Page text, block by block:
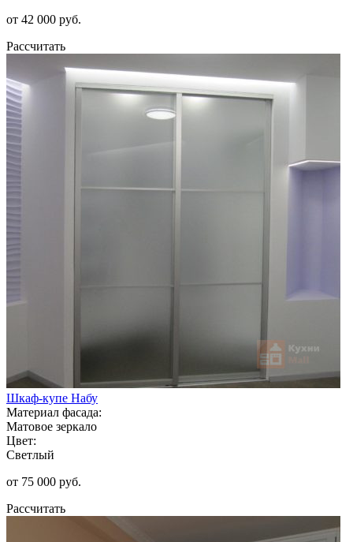
от 42 000 руб.
Рассчитать
Шкаф-купе Набу
Материал фасада:
Матовое зеркало
Цвет:
Светлый
от 75 000 руб.
Рассчитать